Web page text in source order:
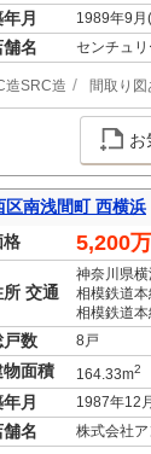
月 1989年9
舗名 センチュ
造SRC造 間取り図
お
区南浅間町 西横浜
格
5,200
所 交通
神奈川県
相模鉄道
相模鉄道
戸数 8戸
物面積 164.33m2
月 1987年12
舗名 株式会社